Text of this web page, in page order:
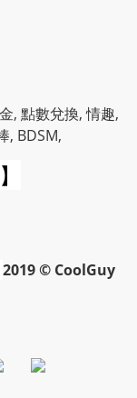
】
2019 © CoolGuy